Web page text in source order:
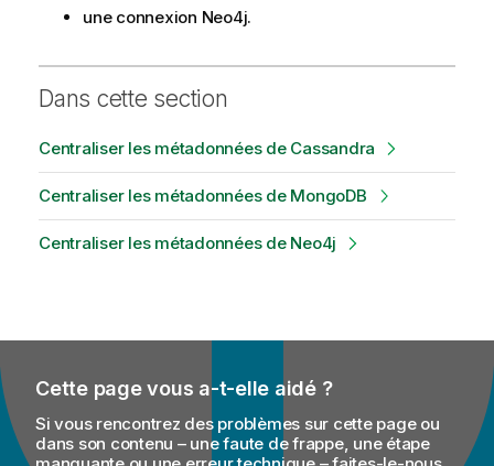
une connexion Neo4j.
Dans cette section
Centraliser les métadonnées de Cassandra
Centraliser les métadonnées de MongoDB
Centraliser les métadonnées de Neo4j
Cette page vous a-t-elle aidé ?
Si vous rencontrez des problèmes sur cette page ou
dans son contenu – une faute de frappe, une étape